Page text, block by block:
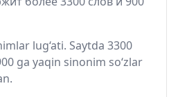
lug‘ati. Saytda 3300
ga yaqin sinonim so‘zlar